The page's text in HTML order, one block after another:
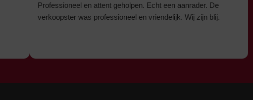
Professioneel en attent geholpen. Echt een aanrader. De
verkoopster was professioneel en vriendelijk. Wij zijn blij.